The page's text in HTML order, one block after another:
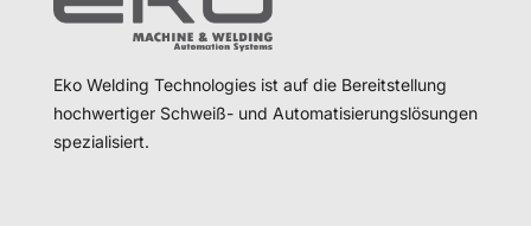
Eko Welding Technologies ist auf die Bereitstellung
hochwertiger Schweiß- und Automatisierungslösungen
spezialisiert.